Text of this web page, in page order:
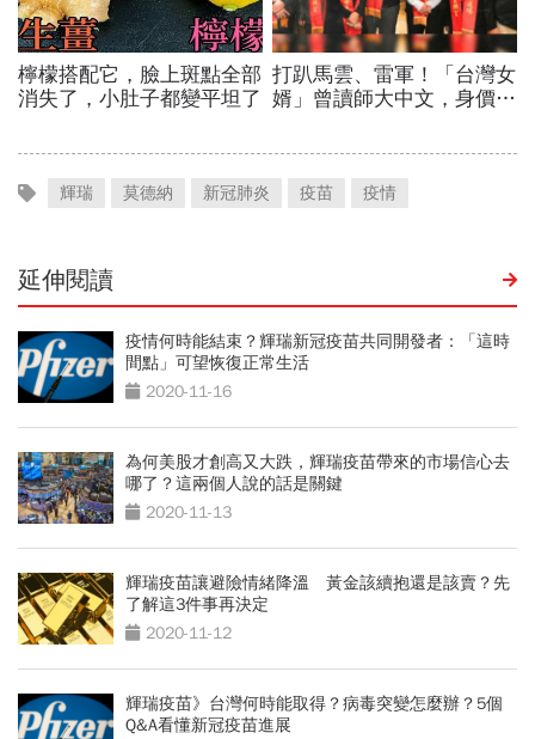
輝瑞 莫德納 新冠肺炎 疫苗 疫情
延伸閱讀
疫情何時能結束？輝瑞新冠疫苗共同開發者：「這時
間點」可望恢復正常生活
2020-11-16
為何美股才創高又大跌，輝瑞疫苗帶來的市場信心去
哪了？這兩個人說的話是關鍵
2020-11-13
輝瑞疫苗讓避險情緒降溫 黃金該續抱還是該賣？先
了解這3件事再決定
2020-11-12
輝瑞疫苗》台灣何時能取得？病毒突變怎麼辦？5個
Q&A看懂新冠疫苗進展